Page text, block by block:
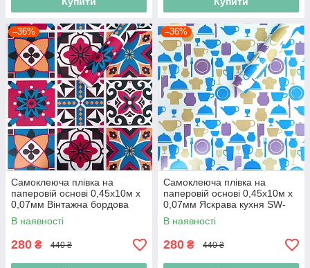
–36%
Самоклеюча плівка на
паперовій основі 0,45х10м х
0,07мм Вінтажна бордова
мозаїка SW-00000789
В наявності
280 ₴ 440 ₴
–36%
Самоклеюча плівка на
паперовій основі 0,45х10м х
0,07мм Яскрава кухня SW-
00000795
В наявності
280 ₴ 440 ₴